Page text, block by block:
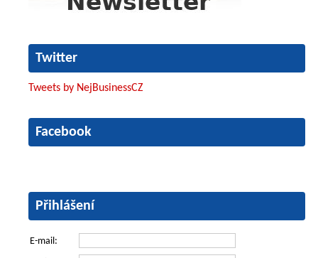
Twitter
Tweets by NejBusinessCZ
Facebook
Přihlášení
E-mail: